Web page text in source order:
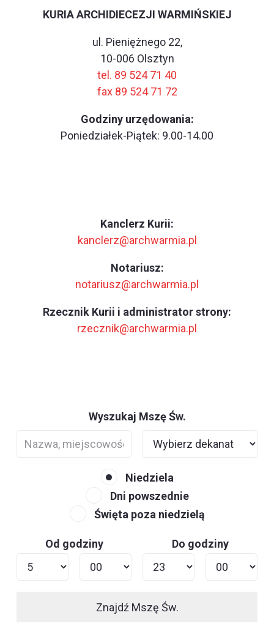
KURIA ARCHIDIECEZJI WARMIŃSKIEJ
ul. Pieniężnego 22,
10-006 Olsztyn
tel. 89 524 71 40
fax 89 524 71 72
Godziny urzędowania:
Poniedziałek-Piątek: 9.00-14.00
Kanclerz Kurii:
kanclerz@archwarmia.pl
Notariusz:
notariusz@archwarmia.pl
Rzecznik Kurii i administrator strony:
rzecznik@archwarmia.pl
Wyszukaj Mszę Św.
Niedziela
Dni powszednie
Święta poza niedzielą
Od godziny Do godziny
Znajdź Mszę Św.